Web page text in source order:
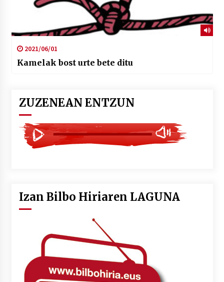
2021/06/01
Kamelak bost urte bete ditu
ZUZENEAN ENTZUN
Izan Bilbo Hiriaren LAGUNA